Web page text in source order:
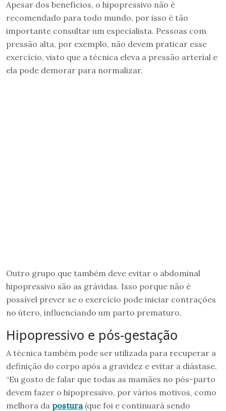
Apesar dos benefícios, o hipopressivo não é
recomendado para todo mundo, por isso é tão
importante consultar um especialista. Pessoas com
pressão alta, por exemplo, não devem praticar esse
exercício, visto que a técnica eleva a pressão arterial e
ela pode demorar para normalizar.
Outro grupo que também deve evitar o abdominal
hipopressivo são as grávidas. Isso porque não é
possível prever se o exercício pode iniciar contrações
no útero, influenciando um parto prematuro.
Hipopressivo e pós-gestação
A técnica também pode ser utilizada para recuperar a
definição do corpo após a gravidez e evitar a diástase.
“Eu gosto de falar que todas as mamães no pós-parto
devem fazer o hipopressivo, por vários motivos, como
melhora da postura(que foi e continuará sendo